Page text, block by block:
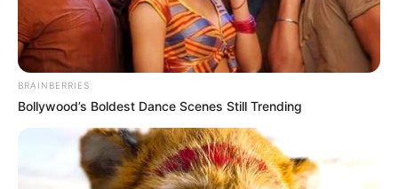
BRAINBERRIES
Bollywood’s Boldest Dance Scenes Still Trending